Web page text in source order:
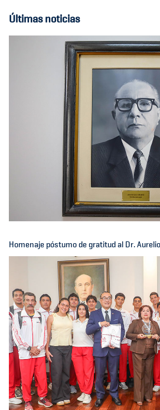
Últimas noticias
Homenaje póstumo de gratitud al Dr.